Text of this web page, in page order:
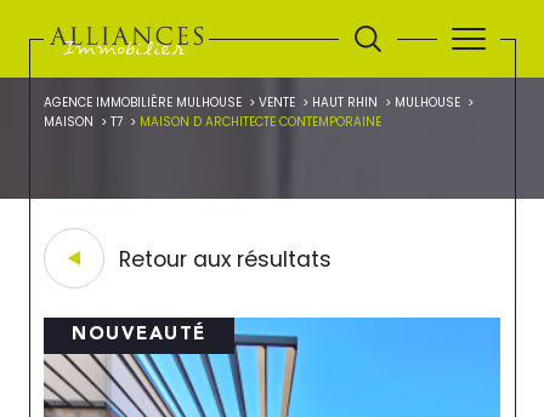
AGENCE IMMOBILIÈRE MULHOUSE VENTE HAUT RHIN
MULHOUSE
MAISON
T7 MAISON D ARCHITECTE CONTEMPORAINE
Retour aux résultats
NOUVEAUTÉ